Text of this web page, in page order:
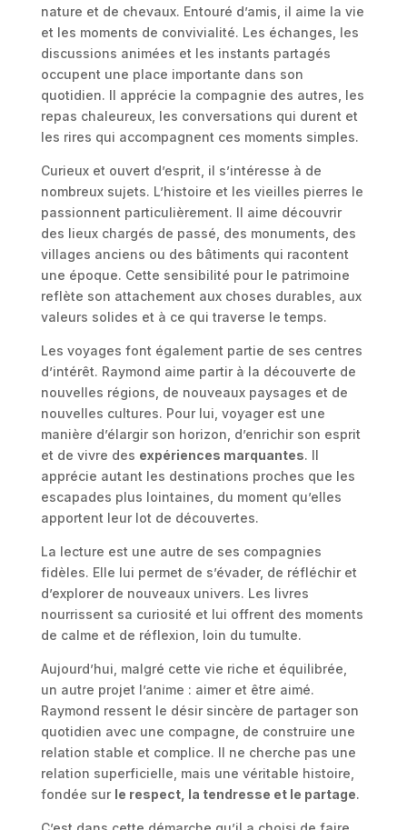
nature et de chevaux. Entouré d’amis, il aime la vie
et les moments de convivialité. Les échanges, les
discussions animées et les instants partagés
occupent une place importante dans son
quotidien. Il apprécie la compagnie des autres, les
repas chaleureux, les conversations qui durent et
les rires qui accompagnent ces moments simples.
Curieux et ouvert d’esprit, il s’intéresse à de
nombreux sujets. L’histoire et les vieilles pierres le
passionnent particulièrement. Il aime découvrir
des lieux chargés de passé, des monuments, des
villages anciens ou des bâtiments qui racontent
une époque. Cette sensibilité pour le patrimoine
reflète son attachement aux choses durables, aux
valeurs solides et à ce qui traverse le temps.
Les voyages font également partie de ses centres
d’intérêt. Raymond aime partir à la découverte de
nouvelles régions, de nouveaux paysages et de
nouvelles cultures. Pour lui, voyager est une
manière d’élargir son horizon, d’enrichir son esprit
et de vivre des expériences marquantes. Il
apprécie autant les destinations proches que les
escapades plus lointaines, du moment qu’elles
apportent leur lot de découvertes.
La lecture est une autre de ses compagnies
fidèles. Elle lui permet de s’évader, de réfléchir et
d’explorer de nouveaux univers. Les livres
nourrissent sa curiosité et lui offrent des moments
de calme et de réflexion, loin du tumulte.
Aujourd’hui, malgré cette vie riche et équilibrée,
un autre projet l’anime : aimer et être aimé.
Raymond ressent le désir sincère de partager son
quotidien avec une compagne, de construire une
relation stable et complice. Il ne cherche pas une
relation superficielle, mais une véritable histoire,
fondée sur le respect, la tendresse et le partage.